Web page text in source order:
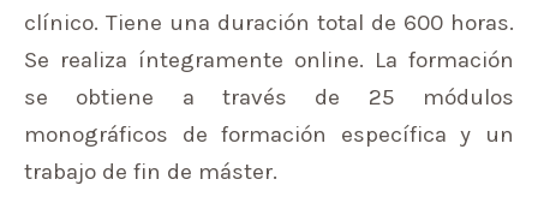
clínico. Tiene una duración total de 600 horas.
Se realiza íntegramente online. La formación
se obtiene a través de 25 módulos
monográficos de formación específica y un
trabajo de fin de máster.